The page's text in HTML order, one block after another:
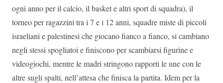
ogni anno per il calcio, il basket e altri sport di squadra), il
torneo per ragazzini tra i 7 e i 12 anni, squadre miste di piccoli
israeliani e palestinesi che giocano fianco a fianco, si cambiano
negli stessi spogliatoi e finiscono per scambiarsi figurine e
videogiochi, mentre le madri stringono rapporti le une con le
altre sugli spalti, nell’attesa che finisca la partita. Idem per la